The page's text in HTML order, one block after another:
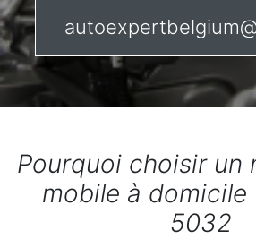
Pourquoi choisir un
mobile à domicile
5032